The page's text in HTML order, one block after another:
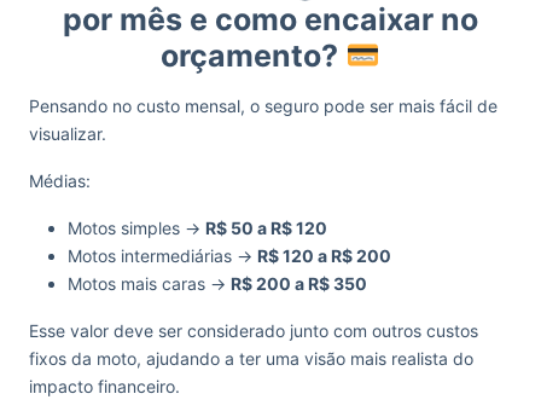
por mês e como encaixar no
orçamento?
Pensando no custo mensal, o seguro pode ser mais fácil de
visualizar.
Médias:
Motos simples → R$ 50 a R$ 120
Motos intermediárias → R$ 120 a R$ 200
Motos mais caras → R$ 200 a R$ 350
Esse valor deve ser considerado junto com outros custos
fixos da moto, ajudando a ter uma visão mais realista do
impacto financeiro.